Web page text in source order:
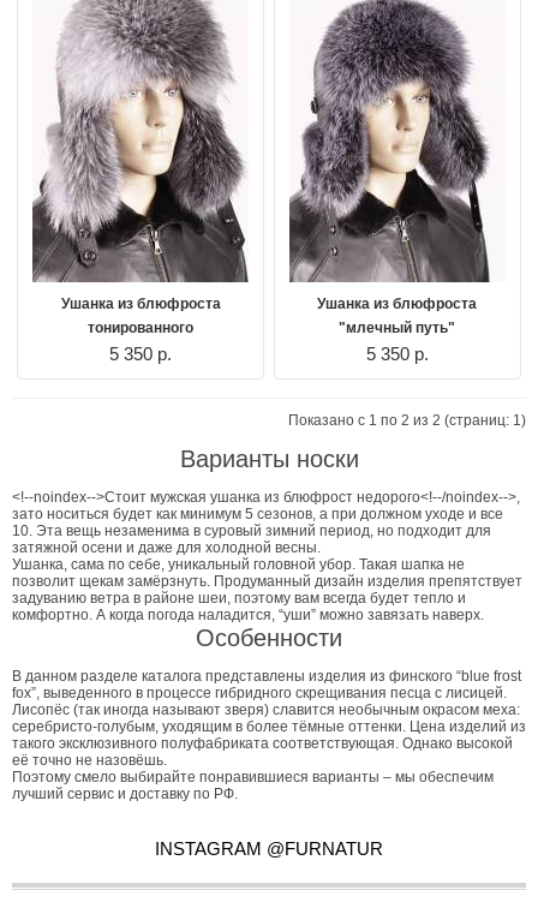
Ушанка из блюфроста
тонированного
5 350 р.
Ушанка из блюфроста
"млечный путь"
5 350 р.
Показано с 1 по 2 из 2 (страниц: 1)
Варианты носки
<!--noindex-->Стоит мужская ушанка из блюфрост недорого<!--/noindex-->,
зато носиться будет как минимум 5 сезонов, а при должном уходе и все
10. Эта вещь незаменима в суровый зимний период, но подходит для
затяжной осени и даже для холодной весны.
Ушанка, сама по себе, уникальный головной убор. Такая шапка не
позволит щекам замёрзнуть. Продуманный дизайн изделия препятствует
задуванию ветра в районе шеи, поэтому вам всегда будет тепло и
комфортно. А когда погода наладится, “уши” можно завязать наверх.
Особенности
В данном разделе каталога представлены изделия из финского “blue frost
fox”, выведенного в процессе гибридного скрещивания песца с лисицей.
Лисопёс (так иногда называют зверя) славится необычным окрасом меха:
серебристо-голубым, уходящим в более тёмные оттенки. Цена изделий из
такого эксклюзивного полуфабриката соответствующая. Однако высокой
её точно не назовёшь.
Поэтому смело выбирайте понравившиеся варианты – мы обеспечим
лучший сервис и доставку по РФ.
INSTAGRAM @FURNATUR